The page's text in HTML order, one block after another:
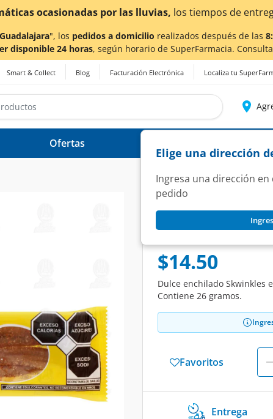
podrían verse afectados.
", los pedidos a domicilio realizados después de las
disponible 24 horas, según horario de SuperFarmacia.
Smart & Collect Blog Facturación Electrónica Localiza tu
Elige una dirección
Ingresa una dirección
pedido
Ofertas
SKWINKLES
Dulce Enchilado
$14.50
Dulce enchilado Skwinkles
Contiene 26 gramos.
Favoritos
Entrega